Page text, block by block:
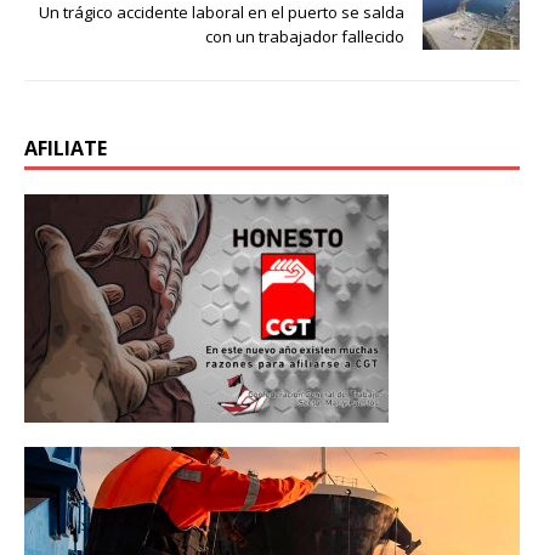
Un trágico accidente laboral en el puerto se salda
con un trabajador fallecido
AFILIATE